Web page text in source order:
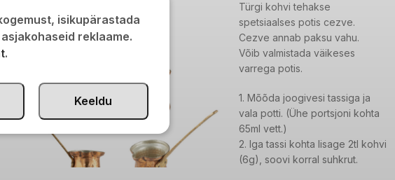
Türgi kohvi tehakse
spetsiaalses potis cezve.
Cezve annab paksu vahu.
Võib valmistada väikeses
varrega potis.
1. Mõõda joogivesi tassiga ja
vala potti. (Ühe portsjoni kohta
65ml vett.)
2. Iga tassi kohta lisage 2tl kohvi
(6g), soovi korral suhkrut.
isikupärastada
reklaame.
.
Keeldu